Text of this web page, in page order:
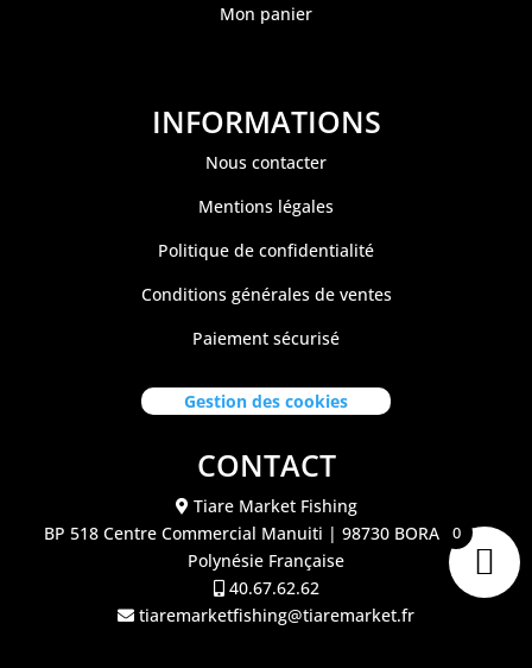
Mon panier
INFORMATIONS
Nous contacter
Mentions légales
Politique de confidentialité
Conditions générales de ventes
Paiement sécurisé
Gestion des cookies
CONTACT
Tiare Market Fishing
BP 518 Centre Commercial Manuiti | 98730 BORA BORA
Polynésie Française
40.67.62.62
tiaremarketfishing@tiaremarket.fr
0